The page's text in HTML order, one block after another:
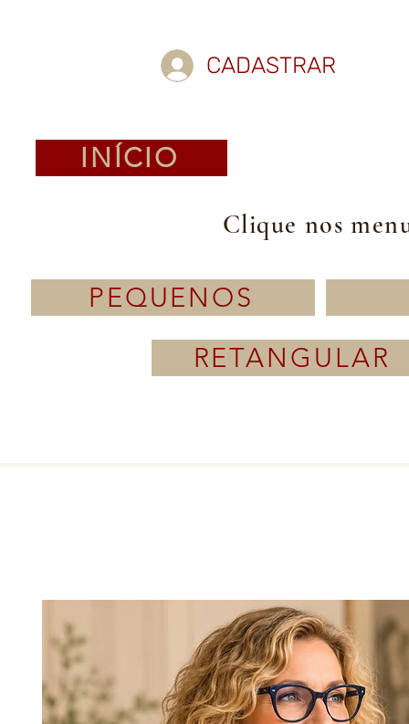
CADASTRAR
INÍCIO
Clique nos
PEQUENOS
RETANGULAR